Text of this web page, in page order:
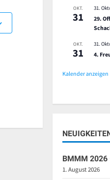
OKT.
31
31.
29.
OKT.
31
31.
4.
Kalender anzeigen
BMMM
1. August 2026